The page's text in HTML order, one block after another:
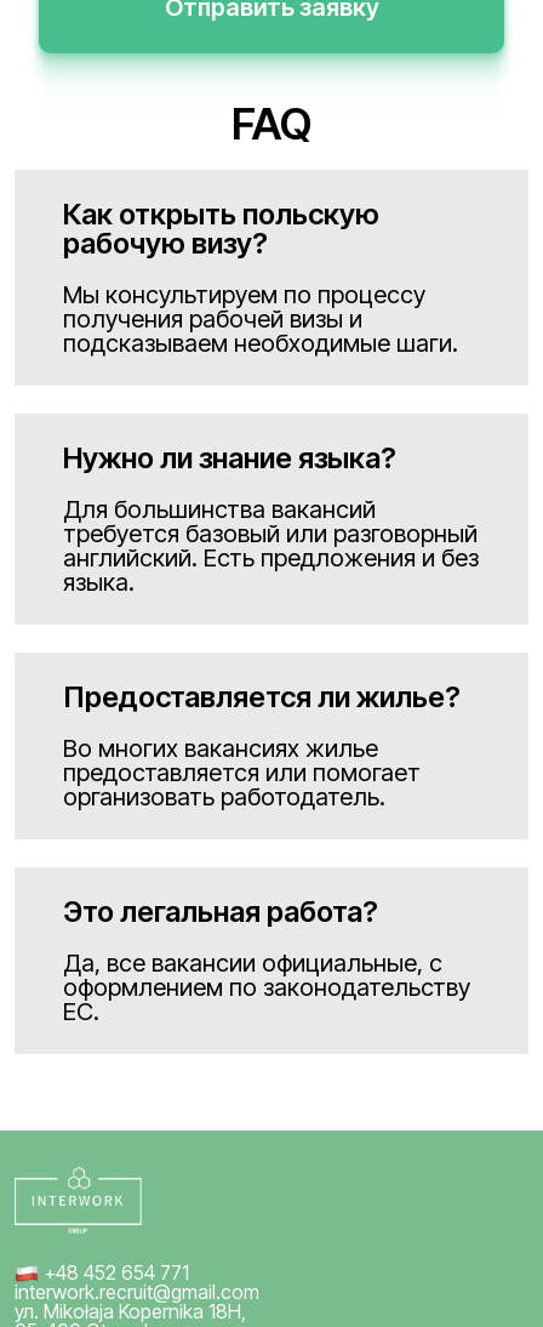
Отправить заявку
FAQ
Как открыть польскую
рабочую визу?
Мы консультируем по процессу
получения рабочей визы и
подсказываем необходимые шаги.
Нужно ли знание языка?
Для большинства вакансий
требуется базовый или разговорный
английский. Есть предложения и без
языка.
Предоставляется ли жилье?
Во многих вакансиях жилье
предоставляется или помогает
организовать работодатель.
Это легальная работа?
Да, все вакансии официальные, с
оформлением по законодательству
ЕС.
+48 452 654 771
interwork.recruit@gmail.com
ул. Mikołaja Kopernika 18H,